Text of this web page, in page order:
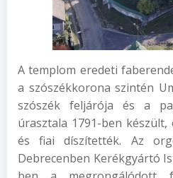
A templom eredeti
a szószékkorona szintén
szószék feljárója és a
úrasztala 1791-ben
és fiai díszítették. Az
Debrecenben Kerékgyártó